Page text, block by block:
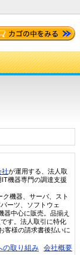
社が運用する、法人取
機器専門の調達支援
ク機器、サーバ、スト
ーツ、ソフトウェ
器中心に販売。品揃え
す。法人取引に特化
客様の請求書後払いに
の取り組み 会社概要